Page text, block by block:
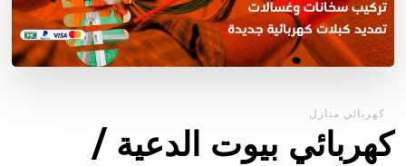
كهربائي منازل
كهربائي بيوت الدعية /